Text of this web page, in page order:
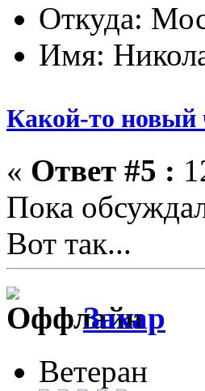
Откуда:
Имя:
Какой-то новый
« Ответ #5 :
Пока
Вот так...
Захар
Ветеран